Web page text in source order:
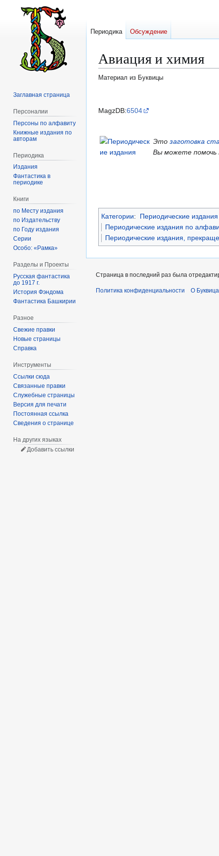
Авиация и химия
Материал из Буквицы
ккMagzDB:6504
Это заготовка
Вы можете помочь
Категории:
Периодические
Периодические издания по
Периодические издания,
Периодика Обсуждение
Заглавная страница
Персоналии
Персоны по алфавиту
Книжные издания по
авторам
Периодика
Издания
Фантастика в
периодике
Книги
по Месту издания
по Издательству
по Году издания
Серии
Особо: «Рамка»
Разделы и Проекты
Русская фантастика
до 1917 г.
История Фэндома
Фантастика Башкирии
Разное
Свежие правки
Новые страницы
Справка
Инструменты
Ссылки сюда
Связанные правки
Служебные страницы
Версия для печати
Постоянная ссылка
Сведения о странице
На других языках
Добавить ссылки
Страница в последний раз была
Политика конфиденциальности О Буквица